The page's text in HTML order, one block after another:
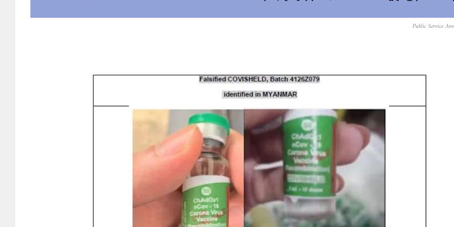
Public Service